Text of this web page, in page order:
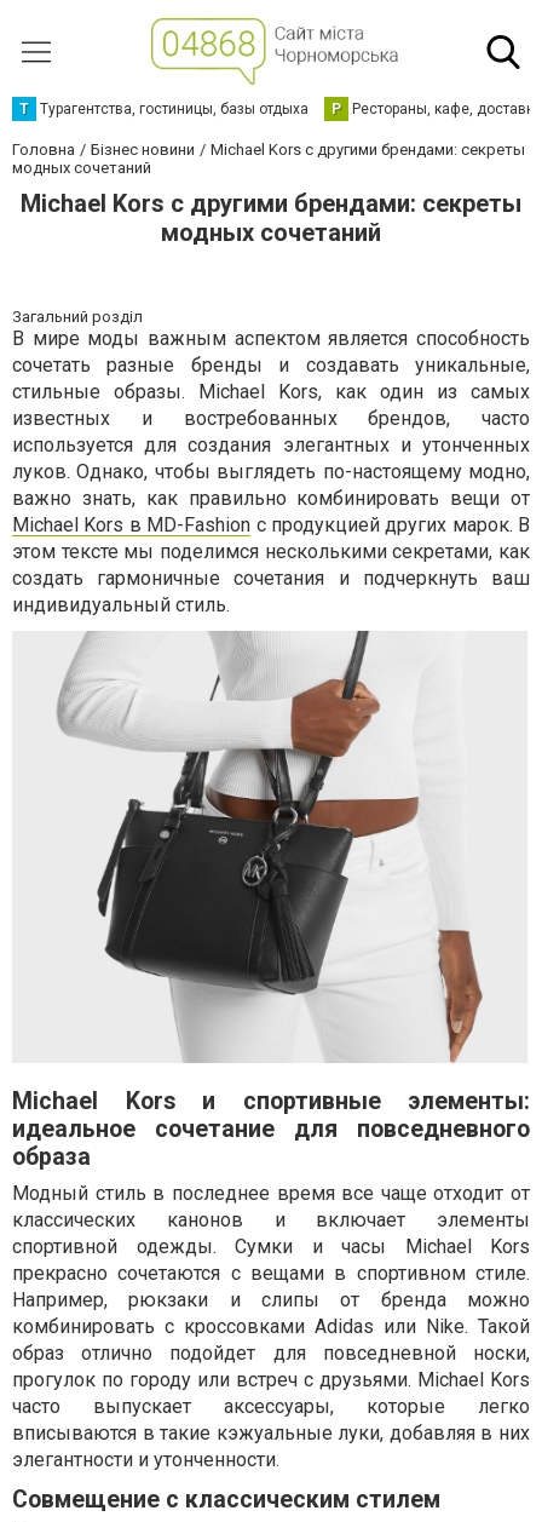
Т Турагентства, гостиницы, базы отдыха Р Рестораны, кафе,
Головна Бізнес новини
Michael Kors с другими брендами: секреты
модных сочетаний
Michael Kors с другими брендами: секреты
модных сочетаний
Загальний розділ
В мире моды важным аспектом является способность
сочетать разные бренды и создавать уникальные,
стильные образы. Michael Kors, как один из самых
известных и востребованных брендов, часто
используется для создания элегантных и утонченных
луков. Однако, чтобы выглядеть по-настоящему модно,
важно знать, как правильно комбинировать вещи от
Michael Kors в MD-Fashion с продукцией других марок. В
этом тексте мы поделимся несколькими секретами, как
создать гармоничные сочетания и подчеркнуть ваш
индивидуальный стиль.
Michael Kors и спортивные элементы:
идеальное сочетание для повседневного
образа
Модный стиль в последнее время все чаще отходит от
классических канонов и включает элементы
спортивной одежды. Сумки и часы Michael Kors
прекрасно сочетаются с вещами в спортивном стиле.
Например, рюкзаки и слипы от бренда можно
комбинировать с кроссовками Adidas или Nike. Такой
образ отлично подойдет для повседневной носки,
прогулок по городу или встреч с друзьями. Michael Kors
часто выпускает аксессуары, которые легко
вписываются в такие кэжуальные луки, добавляя в них
элегантности и утонченности.
Совмещение с классическим стилем